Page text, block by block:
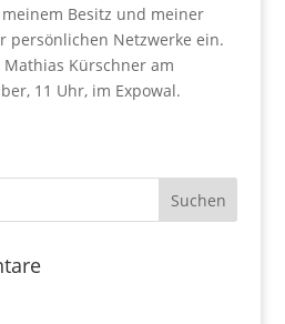
Besitz und meiner
persönlichen Netzwerke ein.
Kürschner am
11 Uhr, im Expowal.